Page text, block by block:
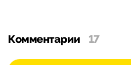
Комментарии 17